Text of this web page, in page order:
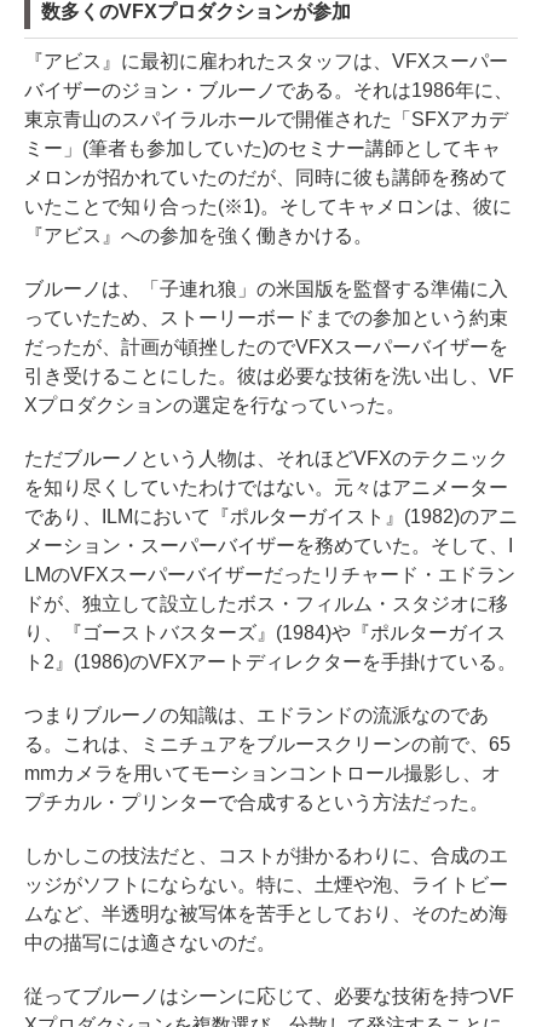
数多くのVFXプロダクションが参加
『アビス』に最初に雇われたスタッフは、VFXスーパー
バイザーのジョン・ブルーノである。それは1986年に、
東京青山のスパイラルホールで開催された「SFXアカデ
ミー」(筆者も参加していた)のセミナー講師としてキャ
メロンが招かれていたのだが、同時に彼も講師を務めて
いたことで知り合った(※1)。そしてキャメロンは、彼に
『アビス』への参加を強く働きかける。
ブルーノは、「子連れ狼」の米国版を監督する準備に入
っていたため、ストーリーボードまでの参加という約束
だったが、計画が頓挫したのでVFXスーパーバイザーを
引き受けることにした。彼は必要な技術を洗い出し、VF
Xプロダクションの選定を行なっていった。
ただブルーノという人物は、それほどVFXのテクニック
を知り尽くしていたわけではない。元々はアニメーター
であり、ILMにおいて『ポルターガイスト』(1982)のアニ
メーション・スーパーバイザーを務めていた。そして、I
LMのVFXスーパーバイザーだったリチャード・エドラン
ドが、独立して設立したボス・フィルム・スタジオに移
り、『ゴーストバスターズ』(1984)や『ポルターガイス
ト2』(1986)のVFXアートディレクターを手掛けている。
つまりブルーノの知識は、エドランドの流派なのであ
る。これは、ミニチュアをブルースクリーンの前で、65
mmカメラを用いてモーションコントロール撮影し、オ
プチカル・プリンターで合成するという方法だった。
しかしこの技法だと、コストが掛かるわりに、合成のエ
ッジがソフトにならない。特に、土煙や泡、ライトビー
ムなど、半透明な被写体を苦手としており、そのため海
中の描写には適さないのだ。
従ってブルーノはシーンに応じて、必要な技術を持つVF